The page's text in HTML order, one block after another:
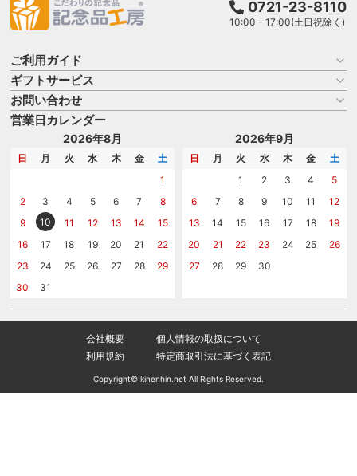
0721-23-8110
10:00 - 17:00(土日祝除く)
ご利用ガイド
お買い物ガイド
よくある質問
はじめての記念品選び
記念品工房の使い方
ギフトサービス
名入れについて
のし
メッセージカード
お問い合わせ
商品選びを相談する
名入れについて相談する
カタログを請求する
営業日カレンダー
2026年8月
日 月 火 水 木 金
土
1
2
3 4 5 6 7
8
9
10 11 12 13 14
15
16
17 18 19 20 21
22
23
24 25 26 27 28
29
30
31
2026年9月
日 月 火 水 木 金
土
1
2 3 4
5
6
7 8 9 10 11
12
13
14 15 16 17 18
19
20
21 22 23 24 25
26
27
28 29 30
会社概要
個人情報の取扱について
利用規約
特定商取引法に基づく表記
Copyright© kinenhin.net All Rights Reserved.